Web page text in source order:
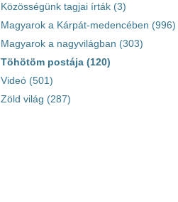
Közösségünk tagjai írták (3)
Magyarok a Kárpát-medencében (996)
Magyarok a nagyvilágban (303)
Töhötöm postája (120)
Videó (501)
Zöld világ (287)